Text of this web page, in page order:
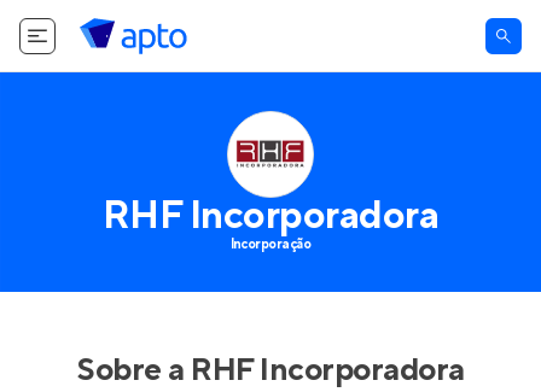
RHF Incorporadora
Incorporação
Sobre a RHF Incorporadora